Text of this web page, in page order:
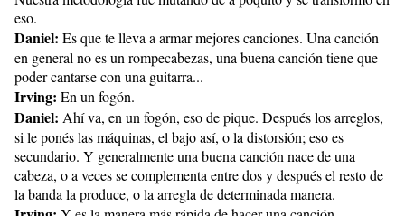
eso.
Daniel: Es que te lleva a armar mejores canciones. Una canción
en general no es un rompecabezas, una buena canción tiene que
poder cantarse con una guitarra...
Irving: En un fogón.
Daniel: Ahí va, en un fogón, eso de pique. Después los arreglos,
si le ponés las máquinas, el bajo así, o la distorsión; eso es
secundario. Y generalmente una buena canción nace de una
cabeza, o a veces se complementa entre dos y después el resto de
la banda la produce, o la arregla de determinada manera.